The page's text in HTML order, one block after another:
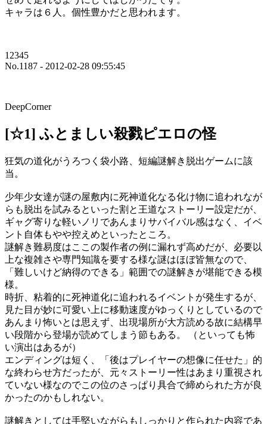
キャラは６人。個性豊かだと思われます。
12345
No.1187 - 2012-02-28 09:55:45
DeepCorner
[☆1] ふとましい殺戮ピエロの怪
狂気の道化がうろつく袋小路、短編謎解き脱出ゲームに該
当。
少年少女達が謎の屋敷内に死神道化なる化け物に追われなが
らも脱出を試みるといった割と王道なストーリー設定だが、
ギャグ寄りな軽いノリであんまりサバイバル感はなく、イベ
ント自体もやや控えめといったところ。
謎解き難易度はここの製作者の例に漏れず高めだが、必要以
上な複雑さや専門知識を要する様な謎はほぼ皆無なので、
「難しいけど納得のできる」範囲での謎解きが堪能できる模
様。
時折、粘着的に死神道化に追われるイベントが発生するが、
見た目が妙に可愛い上に移動速度がゆっくりとしているので
あんまり怖いとは思えず、出現場所が大方読める故に結構早
い段階から登場が読めてしまう節もある。 （といっても怖
い演出はあるが）
エンディングは短く、「後はプレイヤーの想像に任せた」的
な終わらせ方だったが、元々ストーリー性はあまり重視され
ていない様なのでこの位のさっぱり具合で締められた方が良
かったのかもしれない。
謎解きとしては手堅いながらもしっかりと作られた内容であ